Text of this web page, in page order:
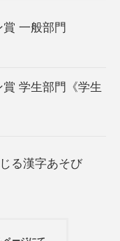
一般部門
学生部門《学生
る漢字あそび